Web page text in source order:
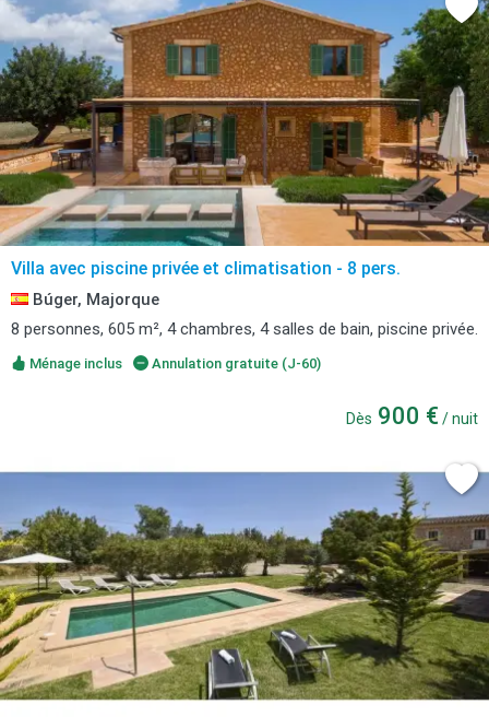
Villa avec piscine privée et climatisation - 8 pers.
Búger, Majorque
8 personnes, 605 m², 4 chambres, 4 salles de bain, piscine privée.
Ménage inclus Annulation gratuite (J-60)
Dès 900 € / nuit